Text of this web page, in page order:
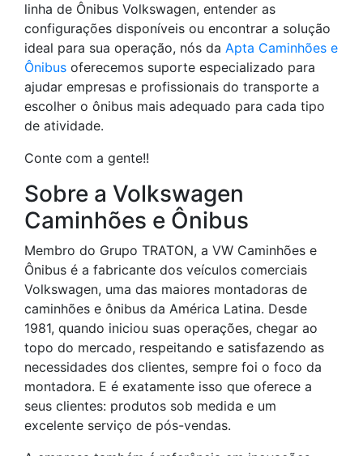
linha de Ônibus Volkswagen, entender as
configurações disponíveis ou encontrar a solução
ideal para sua operação, nós da Apta Caminhões e
Ônibus oferecemos suporte especializado para
ajudar empresas e profissionais do transporte a
escolher o ônibus mais adequado para cada tipo
de atividade.
Conte com a gente!!
Sobre a Volkswagen
Caminhões e Ônibus
Membro do Grupo TRATON, a VW Caminhões e
Ônibus é a fabricante dos veículos comerciais
Volkswagen, uma das maiores montadoras de
caminhões e ônibus da América Latina. Desde
1981, quando iniciou suas operações, chegar ao
topo do mercado, respeitando e satisfazendo as
necessidades dos clientes, sempre foi o foco da
montadora. E é exatamente isso que oferece a
seus clientes: produtos sob medida e um
excelente serviço de pós-vendas.